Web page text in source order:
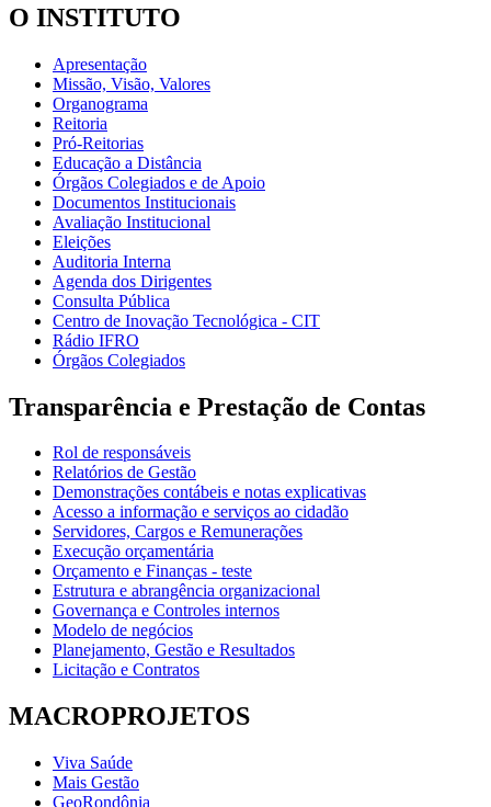
O INSTITUTO
Apresentação
Missão, Visão, Valores
Organograma
Reitoria
Pró-Reitorias
Educação a Distância
Órgãos Colegiados e de Apoio
Documentos Institucionais
Avaliação Institucional
Eleições
Auditoria Interna
Agenda dos Dirigentes
Consulta Pública
Centro de Inovação Tecnológica - CIT
Rádio IFRO
Órgãos Colegiados
Transparência e Prestação de Contas
Rol de responsáveis
Relatórios de Gestão
Demonstrações contábeis e notas explicativas
Acesso a informação e serviços ao cidadão
Servidores, Cargos e Remunerações
Execução orçamentária
Orçamento e Finanças - teste
Estrutura e abrangência organizacional
Governança e Controles internos
Modelo de negócios
Planejamento, Gestão e Resultados
Licitação e Contratos
MACROPROJETOS
Viva Saúde
Mais Gestão
GeoRondônia